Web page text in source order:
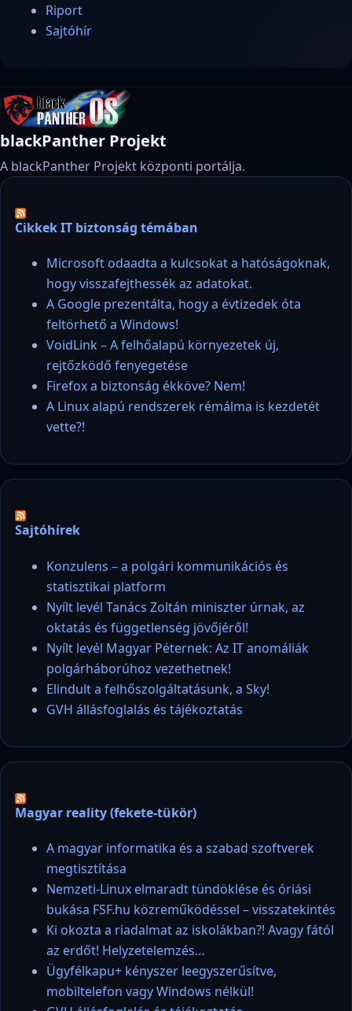
Riport
Sajtóhír
blackPanther Projekt
A blackPanther Projekt központi portálja.
Cikkek IT biztonság témában
Microsoft odaadta a kulcsokat a hatóságoknak,
hogy visszafejthessék az adatokat.
A Google prezentálta, hogy a évtizedek óta
feltörhető a Windows!
VoidLink – A felhőalapú környezetek új,
rejtőzködő fenyegetése
Firefox a biztonság ékköve? Nem!
A Linux alapú rendszerek rémálma is kezdetét
vette?!
Sajtóhírek
Konzulens – a polgári kommunikációs és
statisztikai platform
Nyílt levél Tanács Zoltán miniszter úrnak, az
oktatás és függetlenség jövőjéről!
Nyílt levél Magyar Péternek: Az IT anomáliák
polgárháborúhoz vezethetnek!
Elindult a felhőszolgáltatásunk, a Sky!
GVH állásfoglalás és tájékoztatás
Magyar reality (fekete-tükör)
A magyar informatika és a szabad szoftverek
megtisztítása
Nemzeti-Linux elmaradt tündöklése és óriási
bukása FSF.hu közreműködéssel – visszatekintés
Ki okozta a riadalmat az iskolákban?! Avagy fától
az erdőt! Helyzetelemzés…
Ügyfélkapu+ kényszer leegyszerűsítve,
mobiltelefon vagy Windows nélkül!